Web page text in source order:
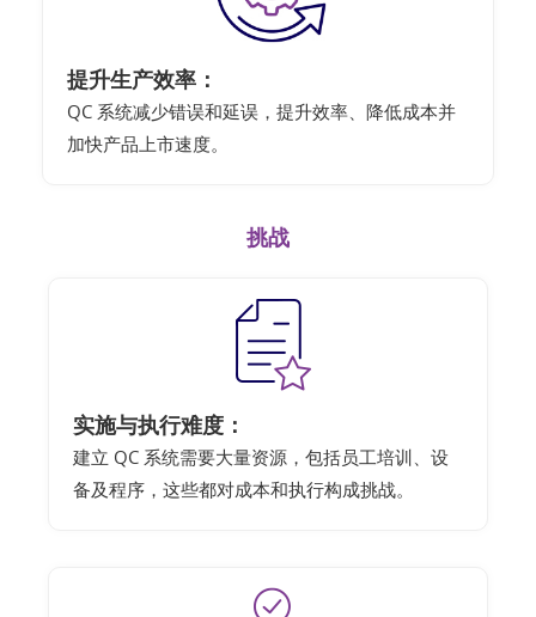
提升生产效率：
QC 系统减少错误和延误，提升效率、降低成本并
加快产品上市速度。
挑战
实施与执行难度：
建立 QC 系统需要大量资源，包括员工培训、设
备及程序，这些都对成本和执行构成挑战。